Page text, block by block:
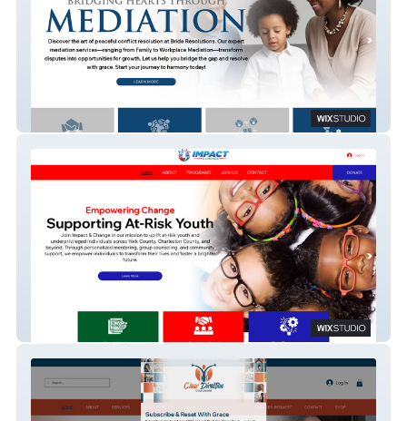
Bridge Resolutions
Impact & Change